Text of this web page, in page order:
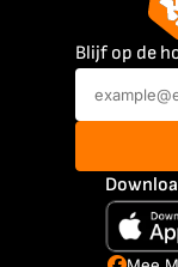
Blijf op de